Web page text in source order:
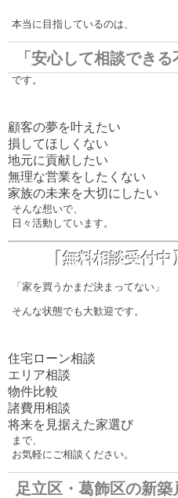
本当に目指しているのは、
「安心して相談できる
です。
顧客の夢を叶えたい
損してほしくない
地元に貢献したい
無理な営業をしたくない
家族の未来を大切にしたい
そんな想いで、
日々活動しています。
【無料相談受付中
「家を買うかまだ決まってない」
そんな状態でも大歓迎です。
住宅ローン相談
エリア相談
物件比較
諸費用相談
将来を見据えた家選び
まで、
お気軽にご相談ください。
足立区・葛飾区の新築